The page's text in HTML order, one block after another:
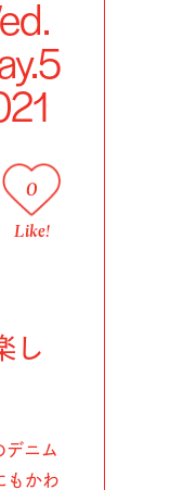
5
0
Like!
し
デニム
もかわ